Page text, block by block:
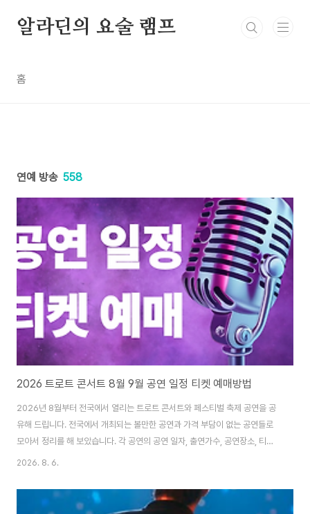
알라딘의 요술 램프
홈
연예 방송 558
2026 트로트 콘서트 8월 9월 공연 일정 티켓 예매방법
2026년 8월부터 전국에서 열리는 트로트 콘서트와 페스티벌 축제 공연을 공
유해 드립니다. 전국에서 개최되는 볼만한 공연과 가격 부담이 없는 공연들로
모아서 정리를 해 보았습니다. 각 공연의 공연 일자, 출연가수, 공연장소, 티켓
가격 그리고 티켓팅 예매방법을 확인해 보시기 바랍니다. 1. 남진 전국투어콘서
까지행사 장소 : 고양 / 영천 / 남원 / 담양 남진 콘서트 티켓예매 2. 심수봉 전국
투어콘서트 2026 심수봉 전국투어 콘서트공연 일정 : 2026.01.25(일) 부터
2026. 8. 6.